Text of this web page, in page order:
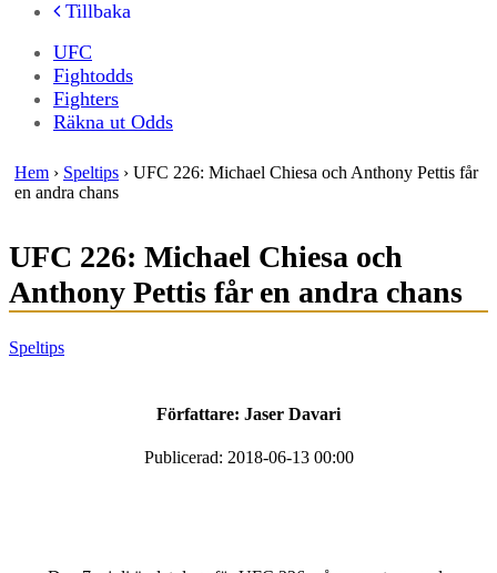
Tillbaka
UFC
Fightodds
Fighters
Räkna ut Odds
Hem › Speltips › UFC 226: Michael Chiesa och Anthony Pettis får
en andra chans
UFC 226: Michael Chiesa och
Anthony Pettis får en andra chans
Speltips
Författare: Jaser Davari
Publicerad: 2018-06-13 00:00